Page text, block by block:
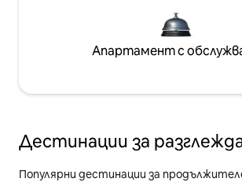
Апартамент с
Дестинации за
Популярни дестинации за